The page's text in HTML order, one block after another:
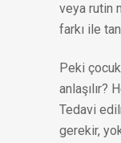
veya rutin
farkı ile
Peki
anlaşılır?
Tedavi
gerekir,